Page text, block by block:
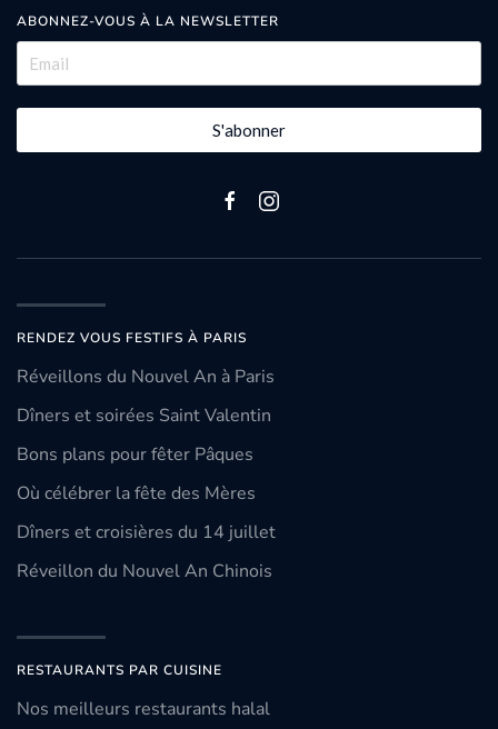
ABONNEZ-VOUS À LA NEWSLETTER
S'abonner
RENDEZ VOUS FESTIFS À PARIS
Réveillons du Nouvel An à Paris
Dîners et soirées Saint Valentin
Bons plans pour fêter Pâques
Où célébrer la fête des Mères
Dîners et croisières du 14 juillet
Réveillon du Nouvel An Chinois
RESTAURANTS PAR CUISINE
Nos meilleurs restaurants halal